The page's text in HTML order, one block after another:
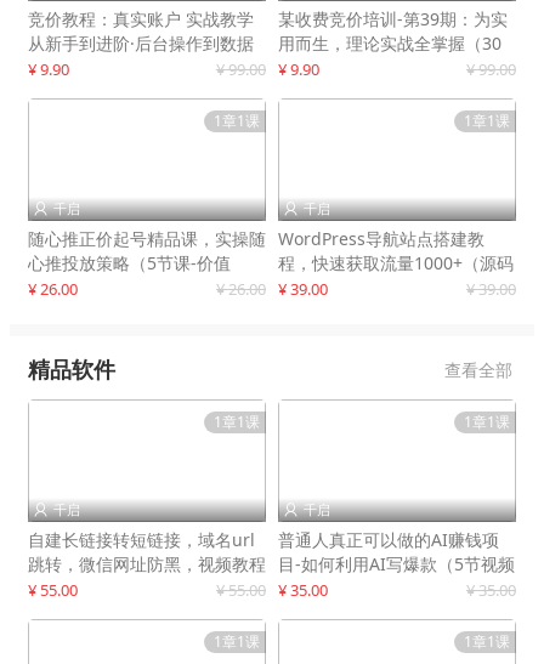
竞价教程：真实账户 实战教学
从新手到进阶·后台操作到数据
优化
¥ 9.90 ¥ 99.00
某收费竞价培训-第39期：为实
用而生，理论实战全掌握（30
节课）
¥ 9.90 ¥ 99.00
1章1课
 千启
随心推正价起号精品课，实操随
心推投放策略（5节课-价值
298）
¥ 26.00 ¥ 26.00
1章1课
 千启
WordPress导航站点搭建教
程，快速获取流量1000+（源码
+教程）
¥ 39.00 ¥ 39.00
精品软件 查看全部
1章1课
 千启
自建长链接转短链接，域名url
跳转，微信网址防黑，视频教程
手把手教你
¥ 55.00 ¥ 55.00
1章1课
 千启
普通人真正可以做的AI赚钱项
目-如何利用AI写爆款（5节视频
课）
¥ 35.00 ¥ 35.00
1章1课 1章1课